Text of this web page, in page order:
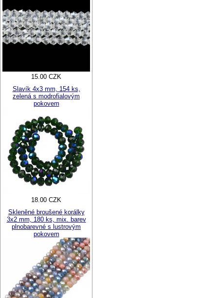
15.00 CZK
Slavík 4x3 mm, 154 ks,
zelená s modrofialovým
pokovem
18.00 CZK
Skleněné broušené korálky
3x2 mm, 180 ks, mix. barev
plnobarevné s lustrovým
pokovem